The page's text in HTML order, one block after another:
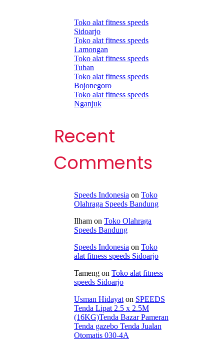
Toko alat fitness speeds
Sidoarjo
Toko alat fitness speeds
Lamongan
Toko alat fitness speeds
Tuban
Toko alat fitness speeds
Bojonegoro
Toko alat fitness speeds
Nganjuk
Recent
Comments
Speeds Indonesia on Toko
Olahraga Speeds Bandung
Ilham on Toko Olahraga
Speeds Bandung
Speeds Indonesia on Toko
alat fitness speeds Sidoarjo
Tameng on Toko alat fitness
speeds Sidoarjo
Usman Hidayat on SPEEDS
Tenda Lipat 2.5 x 2.5M
(16KG)Tenda Bazar Pameran
Tenda gazebo Tenda Jualan
Otomatis 030-4A